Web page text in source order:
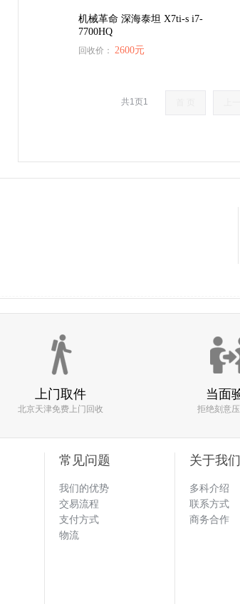
机械革命 深海泰坦 X7ti-s i7-
7700HQ
回收价： 2600元
共1页1
上门取件
北京天津免费上门回收
当面
拒绝刻意
关于我们
多科介绍
联系方式
商务合作
常见问题
我们的优势
交易流程
支付方式
物流